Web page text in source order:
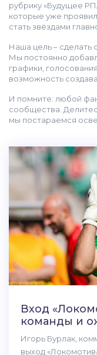
рубрику «Будущее
которые уже
стать звёздами
Наша цель – сделать
Мы постоянно
графики,
возможность
И помните: любой
сообщества.
мы постараемся
Вход
команды и
Игорь Бурлак,
выход